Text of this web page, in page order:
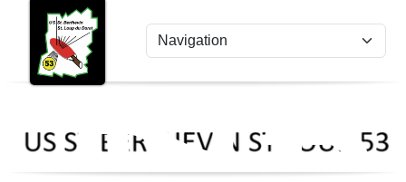
Panneau de gestion des cookies